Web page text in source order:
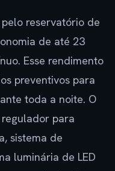
reservatório de
de até 23
Esse rendimento
preventivos para
toda a noite. O
para
sistema de
luminária de LED